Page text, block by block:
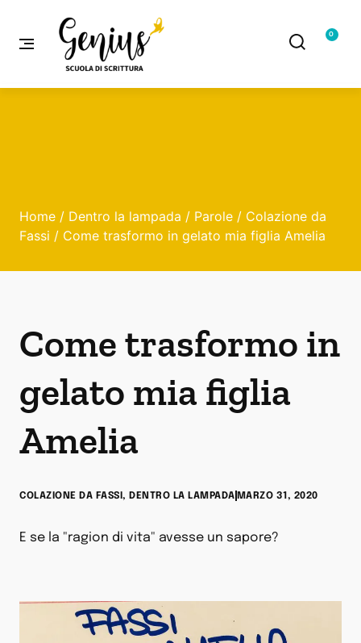
0
Home / Dentro la lampada / Parole / Colazione da
Fassi / Come trasformo in gelato mia figlia Amelia
Come trasformo in
gelato mia figlia
Amelia
COLAZIONE DA FASSI , DENTRO LA LAMPADA MARZO 31, 2020
E se la "ragion di vita" avesse un sapore?